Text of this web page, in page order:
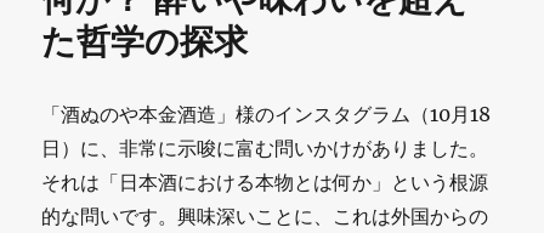
た哲学の探求
「酒ぬのや本金酒造」様のインスタグラム（10月18
日）に、非常に示唆に富む問いかけがありました。
それは「日本酒における本物とは何か」という根源
的な問いです。興味深いことに、これは外国からの